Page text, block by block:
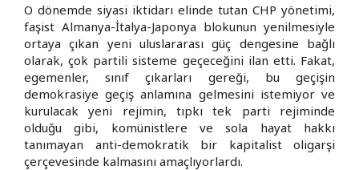
O dönemde siyasi iktidarı elinde tutan CHP yönetimi,
faşist Almanya-İtalya-Japonya blokunun yenilmesiyle
ortaya çıkan yeni uluslararası güç dengesine bağlı
olarak, çok partili sisteme geçeceğini ilan etti. Fakat,
egemenler, sınıf çıkarları gereği, bu geçişin
demokrasiye geçiş anlamına gelmesini istemiyor ve
kurulacak yeni rejimin, tıpkı tek parti rejiminde
olduğu gibi, komünistlere ve sola hayat hakkı
tanımayan anti-demokratik bir kapitalist oligarşi
çerçevesinde kalmasını amaçlıyorlardı.